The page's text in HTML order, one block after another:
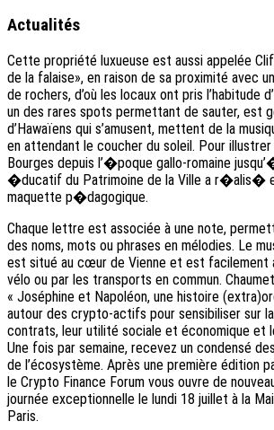
Actualités
Cette propriété luxueuse est aussi appelée
de la falaise», en raison de sa proximité avec
de rochers, d’où les locaux ont pris l’habitude
un des rares spots permettant de sauter, est
d’Hawaïens qui s’amusent, mettent de la
en attendant le coucher du soleil. Pour
Bourges depuis l’�poque gallo-romaine
�ducatif du Patrimoine de la Ville a r�alis�
maquette p�dagogique.
Chaque lettre est associée à une note,
des noms, mots ou phrases en mélodies. Le
est situé au cœur de Vienne et est facilement
vélo ou par les transports en commun.
« Joséphine et Napoléon, une histoire
autour des crypto-actifs pour sensibiliser sur
contrats, leur utilité sociale et économique et
Une fois par semaine, recevez un condensé
de l’écosystème. Après une première édition
le Crypto Finance Forum vous ouvre de
journée exceptionnelle le lundi 18 juillet à la
Paris.